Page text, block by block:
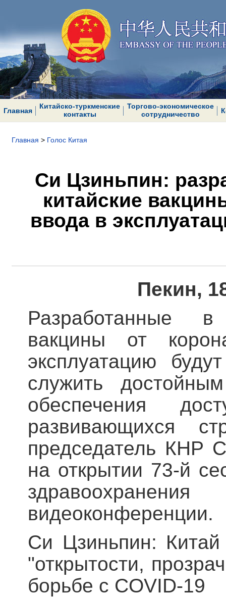
Главная
Китайско-туркменские
контакты
Торгово-экономическое
сотрудничество
Главная > Голос Китая
Си Цзиньпин:
китайские
ввода в
Пекин,
Разработанные в
вакцины от
эксплуатацию
служить
обеспечения
развивающихся
председатель КНР
на открытии 73-й
видеоконференции.
Си Цзиньпин:
"открытости,
борьбе с COVID-19